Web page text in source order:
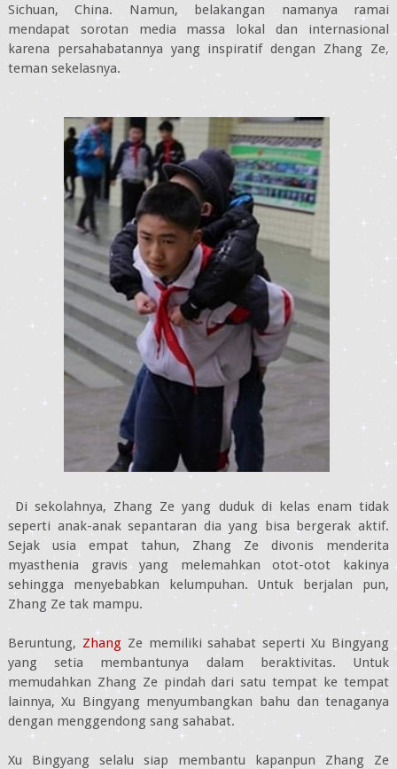
Sichuan, China. Namun, belakangan namanya ramai
mendapat sorotan media massa lokal dan internasional
karena persahabatannya yang inspiratif dengan Zhang Ze,
teman sekelasnya.
Di sekolahnya, Zhang Ze yang duduk di kelas enam tidak
seperti anak-anak sepantaran dia yang bisa bergerak aktif.
Sejak usia empat tahun, Zhang Ze divonis menderita
myasthenia gravis yang melemahkan otot-otot kakinya
sehingga menyebabkan kelumpuhan. Untuk berjalan pun,
Zhang Ze tak mampu.
Beruntung, Zhang Ze memiliki sahabat seperti Xu Bingyang
yang setia membantunya dalam beraktivitas. Untuk
memudahkan Zhang Ze pindah dari satu tempat ke tempat
lainnya, Xu Bingyang menyumbangkan bahu dan tenaganya
dengan menggendong sang sahabat.
Xu Bingyang selalu siap membantu kapanpun Zhang Ze